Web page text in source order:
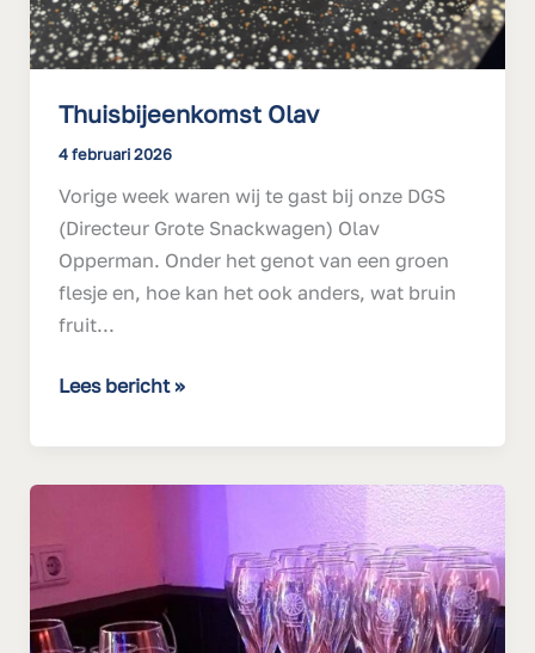
Thuisbijeenkomst Olav
4 februari 2026
Vorige week waren wij te gast bij onze DGS
(Directeur Grote Snackwagen) Olav
Opperman. Onder het genot van een groen
flesje en, hoe kan het ook anders, wat bruin
fruit...
Lees bericht »